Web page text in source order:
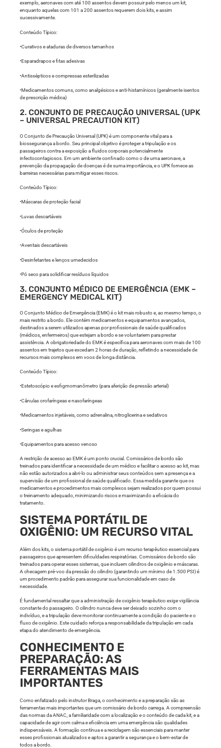
exemplo, aeronaves com até 100 assentos devem possuir pelo menos um kit,
enquanto aquelas com 101 a 200 assentos requerem dois kits, e assim
sucessivamente.
Conteúdo Típico:
•Curativos e ataduras de diversos tamanhos
•Esparadrapos e fitas adesivas
•Antissépticos e compressas esterilizadas
•Medicamentos comuns, como analgésicos e anti-histamínicos (geralmente isentos
de prescrição médica)
2. CONJUNTO DE PRECAUÇÃO UNIVERSAL (UPK
– UNIVERSAL PRECAUTION KIT)
O Conjunto de Precaução Universal (UPK) é um componente vital para a
biossegurança a bordo. Seu principal objetivo é proteger a tripulação e os
passageiros contra a exposição a fluidos corporais potencialmente
infectocontagiosos. Em um ambiente confinado como o de uma aeronave, a
prevenção da propagação de doenças é de suma importância, e o UPK fornece as
barreiras necessárias para mitigar esses riscos.
Conteúdo Típico:
•Máscaras de proteção facial
•Luvas descartáveis
•Óculos de proteção
•Aventais descartáveis
•Desinfetantes e lenços umedecidos
•Pó seco para solidificar resíduos líquidos
3. CONJUNTO MÉDICO DE EMERGÊNCIA (EMK –
EMERGENCY MEDICAL KIT)
O Conjunto Médico de Emergência (EMK) é o kit mais robusto e, ao mesmo tempo, o
mais restrito a bordo. Ele contém medicamentos e equipamentos avançados,
destinados a serem utilizados apenas por profissionais de saúde qualificados
(médicos, enfermeiros) que estejam a bordo e se voluntariem para prestar
assistência. A obrigatoriedade do EMK é específica para aeronaves com mais de 100
assentos em trajetos que excedam 2 horas de duração, refletindo a necessidade de
recursos mais complexos em voos de longa distância.
Conteúdo Típico:
•Estetoscópio e esfigmomanômetro (para aferição de pressão arterial)
•Cânulas orofaríngeas e nasofaríngeas
•Medicamentos injetáveis, como adrenalina, nitroglicerina e sedativos
•Seringas e agulhas
•Equipamentos para acesso venoso
A restrição de acesso ao EMK é um ponto crucial. Comissários de bordo são
treinados para identificar a necessidade de um médico e facilitar o acesso ao kit, mas
não estão autorizados a abri-lo ou administrar seus conteúdos sem a presença e a
supervisão de um profissional de saúde qualificado. Essa medida garante que os
medicamentos e procedimentos mais complexos sejam realizados por quem possui
o treinamento adequado, minimizando riscos e maximizando a eficácia do
tratamento.
SISTEMA PORTÁTIL DE
OXIGÊNIO: UM RECURSO VITAL
Além dos kits, o sistema portátil de oxigênio é um recurso terapêutico essencial para
passageiros que apresentem dificuldades respiratórias. Comissários de bordo são
treinados para operar esses sistemas, que incluem cilindros de oxigênio e máscaras.
A checagem pré-voo da pressão do cilindro (garantindo um mínimo de 1.500 PSI) é
um procedimento padrão para assegurar sua funcionalidade em caso de
necessidade.
É fundamental ressaltar que a administração de oxigênio terapêutico exige vigilância
constante do passageiro. O cilindro nunca deve ser deixado sozinho com o
indivíduo, e a tripulação deve monitorar continuamente a condição do paciente e o
fluxo de oxigênio. Este cuidado reforça a responsabilidade da tripulação em cada
etapa do atendimento de emergência.
CONHECIMENTO E
PREPARAÇÃO: AS
FERRAMENTAS MAIS
IMPORTANTES
Como enfatizado pelo instrutor Braga, o conhecimento e a preparação são as
ferramentas mais importantes que um comissário de bordo carrega. A compreensão
das normas da ANAC, a familiaridade com a localização e o conteúdo de cada kit, e a
capacidade de agir com calma e eficiência em uma emergência são qualidades
indispensáveis. A formação contínua e a reciclagem são essenciais para manter
esses profissionais atualizados e aptos a garantir a segurança e o bem-estar de
todos a bordo.